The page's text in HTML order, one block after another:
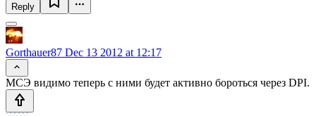
Reply
Gorthauer87 Dec 13 2012 at 12:17
МСЭ видимо теперь с ними будет активно бороться через DPI.